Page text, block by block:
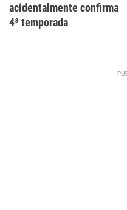
acidentalmente confirma
4ª temporada